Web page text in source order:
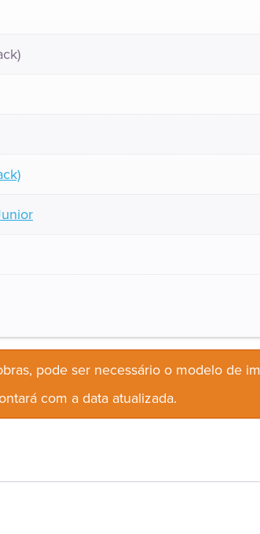
pode ser necessário o modelo de
com a data atualizada.